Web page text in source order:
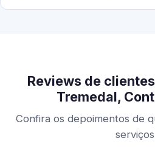
Reviews de
Tremedal,
Confira os depoimentos de